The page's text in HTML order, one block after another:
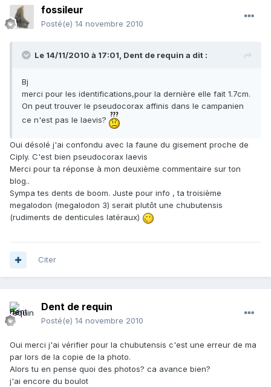
fossileur
Posté(e) 14 novembre 2010
Le 14/11/2010 à 17:01, Dent de requin a dit :
Bj
merci pour les identifications,pour la dernière elle fait 1.7cm.
On peut trouver le pseudocorax affinis dans le campanien
ce n'est pas le laevis?
Oui désolé j'ai confondu avec la faune du gisement proche de
Ciply. C'est bien pseudocorax laevis
Merci pour ta réponse à mon deuxième commentaire sur ton
blog..
Sympa tes dents de boom. Juste pour info , ta troisième
megalodon (megalodon 3) serait plutôt une chubutensis
(rudiments de denticules latéraux)
Citer
Dent de requin
Posté(e) 14 novembre 2010
Oui merci j'ai vérifier pour la chubutensis c'est une erreur de ma
par lors de la copie de la photo.
Alors tu en pense quoi des photos? ca avance bien?
j'ai encore du boulot